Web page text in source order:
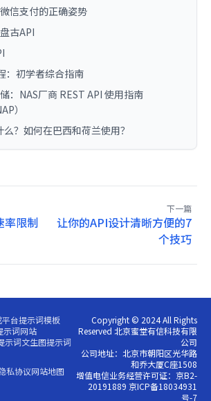
信支付的正确姿势
古API
：初学者综合指南
：NAS厂商 REST API 使用指南
）
？如何在巴西和荷兰使用？
率限制
下一篇
让你的API设计清晰方便的7
个技巧
台提示词模板
示词网站
示词文生图提示词
私协议网站地图
Copyright © 2024 All Rights
Reserved 北京蜜堂有信科技有限
公司
公司地址：北京市朝阳区光华路
和乔大厦C座1508
增值电信业务经营许可证：京B2-
20191889 京ICP备18034931
号-7